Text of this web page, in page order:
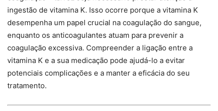
ingestão de vitamina K. Isso ocorre porque a vitamina K
desempenha um papel crucial na coagulação do sangue,
enquanto os anticoagulantes atuam para prevenir a
coagulação excessiva. Compreender a ligação entre a
vitamina K e a sua medicação pode ajudá-lo a evitar
potenciais complicações e a manter a eficácia do seu
tratamento.